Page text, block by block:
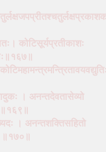
कोटिसूर्यप्रतीकाशः
। अनन्तदेवतासेव्यो
॥१६९॥
। अनन्तशक्तिसहितो
॥१७०॥